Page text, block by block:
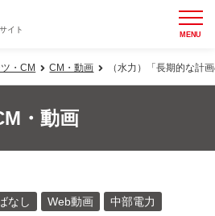
イト MENU
・CM CM・動画 （水力）「長期的な計
・動画
なし Web動画 中部電力